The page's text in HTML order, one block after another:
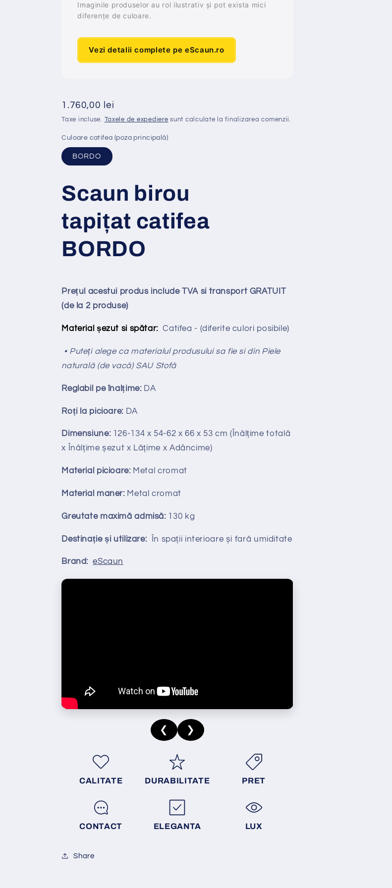
Imaginile produselor au rol ilustrativ și pot exista mici
diferențe de culoare.
Vezi detalii complete pe eScaun.ro
Preț
obișnuit
1.760,00 lei
Taxe incluse. Taxele de expediere sunt calculate la finalizarea comenzii.
Culoare catifea (poza principală)
BORDO
Scaun birou
tapițat catifea
BORDO
Prețul acestui produs include TVA si transport GRATUIT
(de la 2 produse)
Material șezut si spătar: Catifea - (diferite culori posibile)
• Puteți alege ca materialul produsului sa fie si din Piele
naturală (de vacă) SAU Stofă
Reglabil peînalțime: DA
Roți la picioare: DA
Dimensiune:126-134 x 54-62 x 66 x 53 cm (Înălțime totală
x Înălțimeșezut x Lățime x Adâncime)
Material picioare:Metal cromat
Material maner: Metal cromat
Greutate maximă admisă: 130 kg
Destinație și utilizare:În spații interioare și fară umiditate
Brand:eScaun
❮ ❯
CALITATE DURABILITATE PRET
CONTACT ELEGANTA LUX
Share